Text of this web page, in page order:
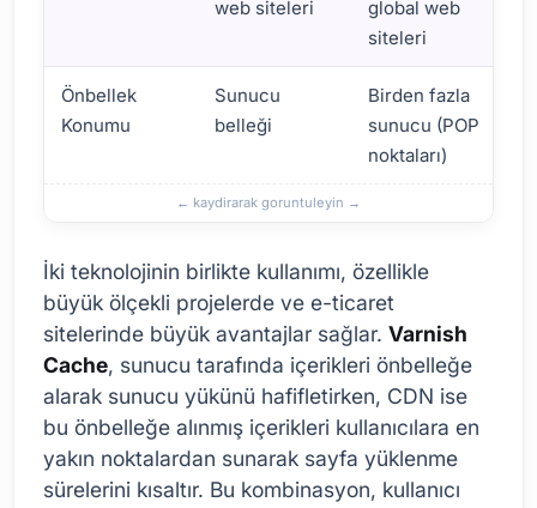
web siteleri
global web
siteleri
Önbellek
Konumu
Sunucu
belleği
Birden fazla
sunucu (POP
noktaları)
İki teknolojinin birlikte kullanımı, özellikle
büyük ölçekli projelerde ve e-ticaret
sitelerinde büyük avantajlar sağlar. Varnish
Cache, sunucu tarafında içerikleri önbelleğe
alarak sunucu yükünü hafifletirken, CDN ise
bu önbelleğe alınmış içerikleri kullanıcılara en
yakın noktalardan sunarak sayfa yüklenme
sürelerini kısaltır. Bu kombinasyon, kullanıcı